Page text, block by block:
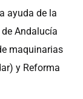
ayuda de la
Andalucía
maquinarias
y Reforma